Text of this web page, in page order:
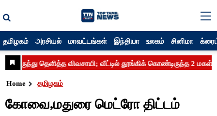
தமிழகம் அரசியல் மாவட்டங்கள் இந்தியா உலகம் சினிமா
Home தமிழகம்
கோவை,மதுரை மெட்ரோ திட்டம்